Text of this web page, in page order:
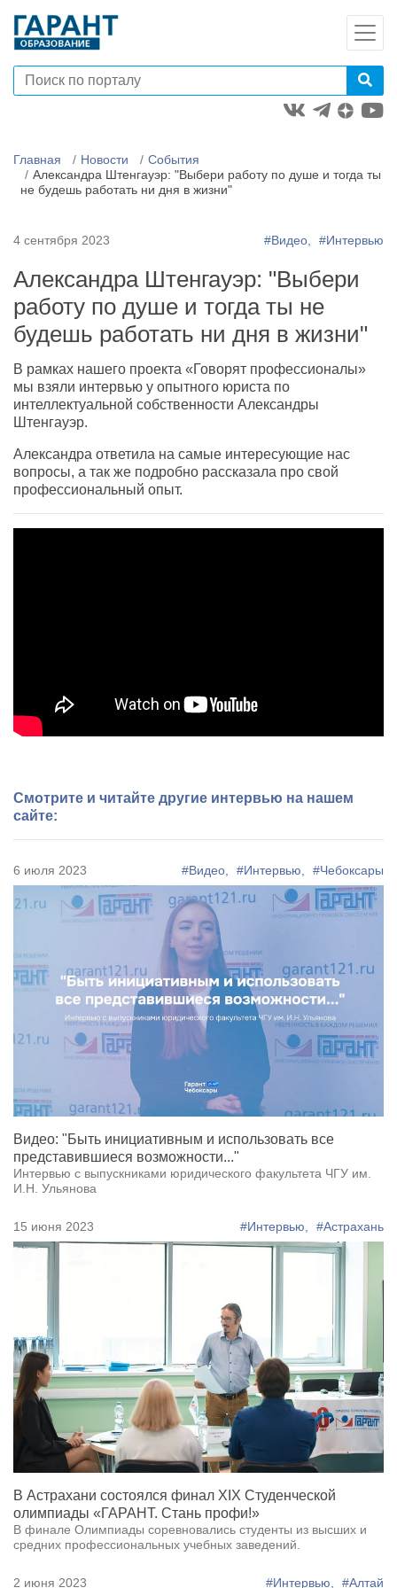
Главная Новости
События
Александра Штенгауэр: "Выбери работу по душе и тогда ты
не будешь работать ни дня в жизни"
4 сентября 2023 #Видео, #Интервью
Александра Штенгауэр: "Выбери
работу по душе и тогда ты не
будешь работать ни дня в жизни"
В рамках нашего проекта «Говорят профессионалы»
мы взяли интервью у опытного юриста по
интеллектуальной собственности Александры
Штенгауэр.
Александра ответила на самые интересующие нас
вопросы, а так же подробно рассказала про свой
профессиональный опыт.
Смотрите и читайте другие интервью на нашем
сайте:
6 июля 2023 #Видео, #Интервью, #Чебоксары
Видео: "Быть инициативным и использовать все
представившиеся возможности..."
Интервью с выпускниками юридического факультета ЧГУ им.
И.Н. Ульянова
15 июня 2023 #Интервью, #Астрахань
В Астрахани состоялся финал XIX Студенческой
олимпиады «ГАРАНТ. Стань профи!»
В финале Олимпиады соревновались студенты из высших и
средних профессиональных учебных заведений.
2 июня 2023 #Интервью, #Алтай